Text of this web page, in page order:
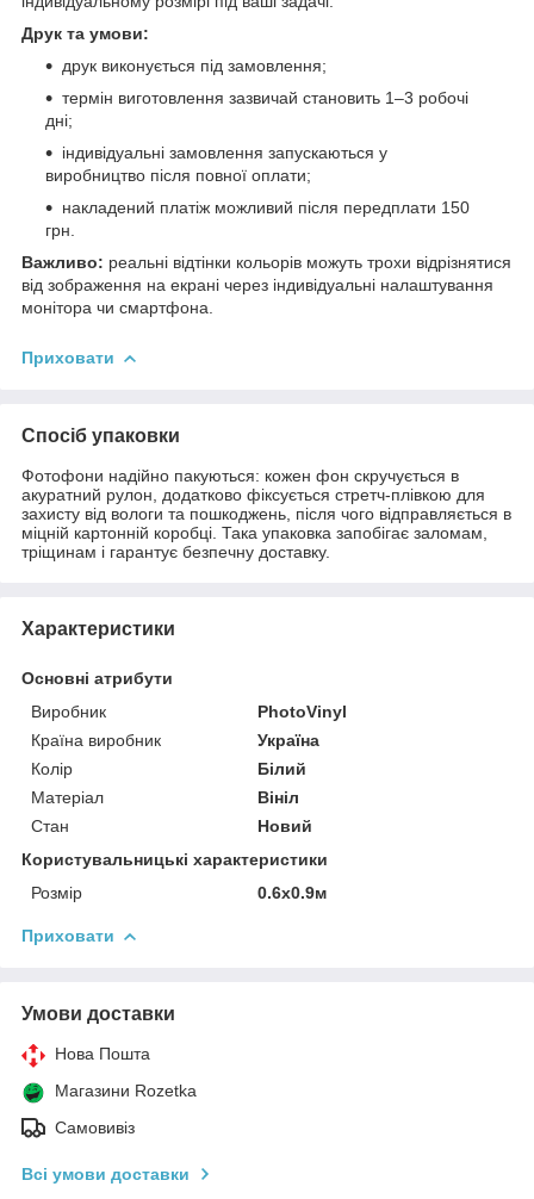
Друк та умови:
друк виконується під замовлення;
термін виготовлення зазвичай становить 1–3 робочі
дні;
індивідуальні замовлення запускаються у
виробництво після повної оплати;
накладений платіж можливий після передплати 150
грн.
Важливо: реальні відтінки кольорів можуть трохи відрізнятися
від зображення на екрані через індивідуальні налаштування
монітора чи смартфона.
Приховати
Спосіб упаковки
Фотофони надійно пакуються: кожен фон скручується в
акуратний рулон, додатково фіксується стретч-плівкою для
захисту від вологи та пошкоджень, після чого відправляється в
міцній картонній коробці. Така упаковка запобігає заломам,
тріщинам і гарантує безпечну доставку.
Характеристики
Основні атрибути
Виробник
PhotoVinyl
Країна виробник
Україна
Колір
Білий
Матеріал
Вініл
Стан
Новий
Користувальницькі характеристики
Розмір
0.6x0.9м
Приховати
Умови доставки
Нова Пошта
Магазини Rozetka
Самовивіз
Всі умови доставки